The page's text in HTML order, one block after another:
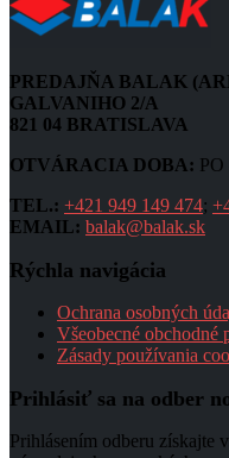
PREDAJŇA BALAK
GALVANIHO 2/A
821 04 BRATISLAVA
OTVÁRACIA DOBA: PO
TEL.: +421 949 149 474;
EMAIL: balak@balak.sk
Rýchla navigácia
Ochrana osobných
Všeobecné obchodné
Zásady používania
Prihlásiť sa na odber
Prihlásením odberu získajte